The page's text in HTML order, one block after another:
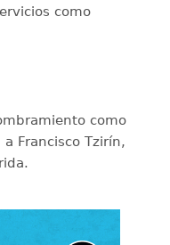
como
como
Francisco Tzirín,